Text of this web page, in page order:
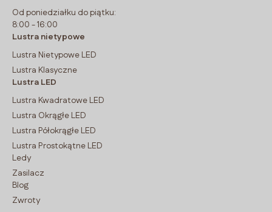
Od poniedziałku do piątku:
8:00 - 16:00
Lustra nietypowe
Lustra Nietypowe LED
Lustra Klasyczne
Lustra LED
Lustra Kwadratowe LED
Lustra Okrągłe LED
Lustra Półokrągłe LED
Lustra Prostokątne LED
Ledy
Zasilacz
Blog
Zwroty